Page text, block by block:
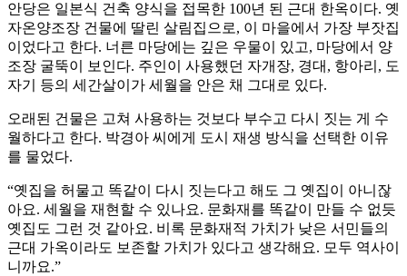
안당은 일본식 건축 양식을 접목한 100년 된 근대 한옥이다. 옛
자온양조장 건물에 딸린 살림집으로, 이 마을에서 가장 부잣집
이었다고 한다. 너른 마당에는 깊은 우물이 있고, 마당에서 양
조장 굴뚝이 보인다. 주인이 사용했던 자개장, 경대, 항아리, 도
자기 등의 세간살이가 세월을 안은 채 그대로 있다.
오래된 건물은 고쳐 사용하는 것보다 부수고 다시 짓는 게 수
월하다고 한다. 박경아 씨에게 도시 재생 방식을 선택한 이유
를 물었다.
“옛집을 허물고 똑같이 다시 짓는다고 해도 그 옛집이 아니잖
아요. 세월을 재현할 수 있나요. 문화재를 똑같이 만들 수 없듯
옛집도 그런 것 같아요. 비록 문화재적 가치가 낮은 서민들의
근대 가옥이라도 보존할 가치가 있다고 생각해요. 모두 역사이
니까요.”